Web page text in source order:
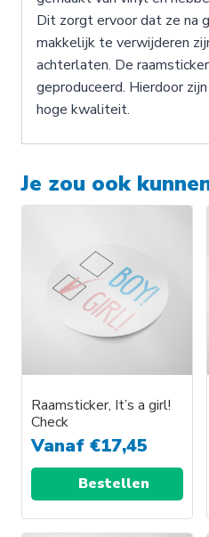
Dit zorgt ervoor dat ze na
makkelijk te verwijderen
achterlaten. De
geproduceerd. Hierdoor
hoge kwaliteit.
Je zou ook
Raamsticker, It’s a girl!
Check
Vanaf €17,45
Bestellen
Dit